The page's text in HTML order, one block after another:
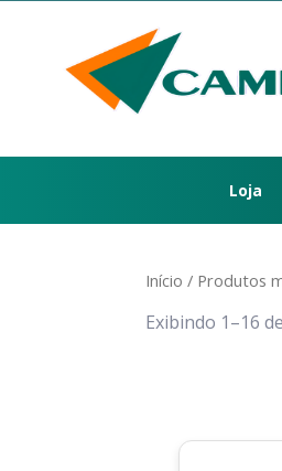
Loja
Início / Produtos
Exibindo 1–16